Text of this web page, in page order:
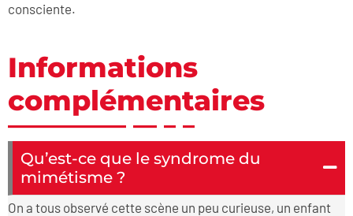
consciente.
Informations
complémentaires
Qu’est-ce que le syndrome du
mimétisme ?
On a tous observé cette scène un peu curieuse, un enfant